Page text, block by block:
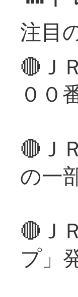
注目
🔴Ｊ
００
🔴Ｊ
の一
🔴Ｊ
プ」